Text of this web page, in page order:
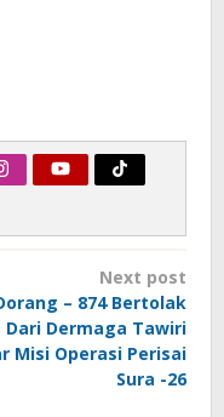
Next post
– 874 Bertolak
Dari Dermaga Tawiri
Misi Operasi Perisai
Sura -26